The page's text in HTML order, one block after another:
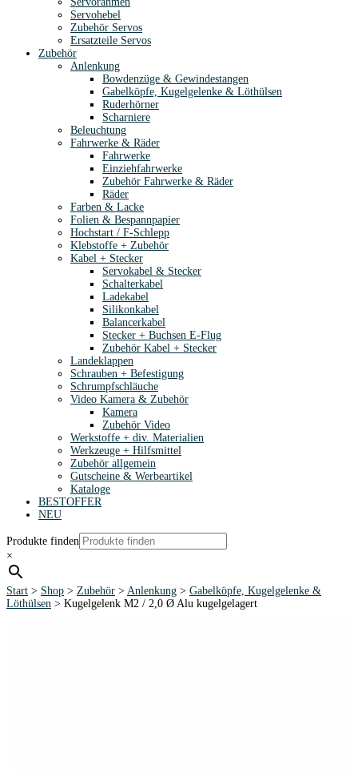
Servohebel
Zubehör Servos
Ersatzteile Servos
Zubehör
Anlenkung
Bowdenzüge & Gewindestangen
Gabelköpfe, Kugelgelenke & Löthülsen
Ruderhörner
Scharniere
Beleuchtung
Fahrwerke & Räder
Fahrwerke
Einziehfahrwerke
Zubehör Fahrwerke & Räder
Räder
Farben & Lacke
Folien & Bespannpapier
Hochstart / F-Schlepp
Klebstoffe + Zubehör
Kabel + Stecker
Servokabel & Stecker
Schalterkabel
Ladekabel
Silikonkabel
Balancerkabel
Stecker + Buchsen E-Flug
Zubehör Kabel + Stecker
Landeklappen
Schrauben + Befestigung
Schrumpfschläuche
Video Kamera & Zubehör
Kamera
Zubehör Video
Werkstoffe + div. Materialien
Werkzeuge + Hilfsmittel
Zubehör allgemein
Gutscheine & Werbeartikel
Kataloge
BESTOFFER
NEU
Produkte finden
×
Start > Shop > Zubehör > Anlenkung > Gabelköpfe, Kugelgelenke &
Löthülsen > Kugelgelenk M2 / 2,0 Ø Alu kugelgelagert